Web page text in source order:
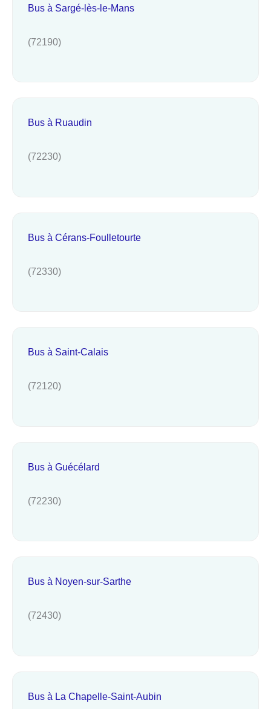
Bus à Sargé-lès-le-Mans
(72190)
Bus à Ruaudin
(72230)
Bus à Cérans-Foulletourte
(72330)
Bus à Saint-Calais
(72120)
Bus à Guécélard
(72230)
Bus à Noyen-sur-Sarthe
(72430)
Bus à La Chapelle-Saint-Aubin